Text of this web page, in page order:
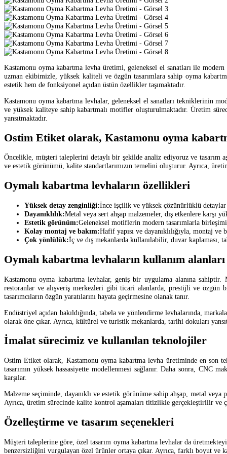
Kastamonu oyma kabartma levha üretimi, geleneksel el sanatları ile
uzman ekibimizle, yüksek kaliteli ve özgün tasarımlara sahip oyma
estetik hem de fonksiyonel açıdan üstün özellikler taşımaktadır.
Kastamonu oyma kabartma levhalar, geleneksel el sanatları tekniklerinin
ve yüksek kaliteye sahip kabartmalı motifler oluşturulmaktadır. Üretim
yansıtmaktadır.
Ostim Etiket olarak, Kastamonu oyma
Öncelikle, müşteri taleplerini detaylı bir şekilde analiz ediyoruz ve tasarım
ve estetik görünümü, kalite standartlarımızın temelini oluşturur. Ayrıca,
Oymalı kabartma levhaların özellikleri
Yüksek detay zenginliği:İnce işçilik ve yüksek çözünürlüklü
Dayanıklılık:Metal veya sert ahşap malzemeler, dış etkenlere karşı
Estetik görünüm:Geleneksel motiflerin modern tasarımlarla
Kolay montaj ve bakım:Hafif yapısı ve dayanıklılığıyla, montaj ve
Çok yönlülük:İç ve dış mekanlarda kullanılabilir, duvar
Oymalı kabartma levhaların kullanım alanları
Kastamonu oyma kabartma levhalar, geniş bir uygulama alanına
restoranlar ve alışveriş merkezleri gibi ticari alanlarda, prestijli ve özgün
tasarımcıların özgün yaratılarını hayata geçirmesine olanak tanır.
Endüstriyel açıdan bakıldığında, tabela ve yönlendirme levhalarında,
olarak öne çıkar. Ayrıca, kültürel ve turistik mekanlarda, tarihi dokuları
İmalat sürecimiz ve kullanılan teknolojiler
Ostim Etiket olarak, Kastamonu oyma kabartma levha üretiminde en son
tasarımın yüksek hassasiyette modellenmesi sağlanır. Daha sonra,
karşılar.
Malzeme seçiminde, dayanıklı ve estetik görünüme sahip ahşap, metal
Ayrıca, üretim sürecinde kalite kontrol aşamaları titizlikle gerçekleştirilir ve
Özelleştirme ve tasarım seçenekleri
Müşteri taleplerine göre, özel tasarım oyma kabartma levhalar da
benzersizliğini vurgulayan özel ürünler ortaya çıkar. Ayrıca, farklı boyut ve